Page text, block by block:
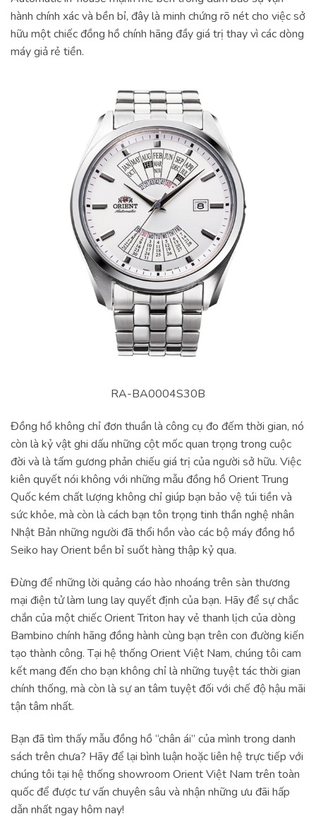
hành chính xác và bền bỉ, đây là minh chứng rõ nét cho việc sở
hữu một chiếc đồng hồ chính hãng đầy giá trị thay vì các dòng
máy giả rẻ tiền.
RA-BA0004S30B
Đồng hồ không chỉ đơn thuần là công cụ đo đếm thời gian, nó
còn là kỷ vật ghi dấu những cột mốc quan trọng trong cuộc
đời và là tấm gương phản chiếu giá trị của người sở hữu. Việc
kiên quyết nói không với những mẫu đồng hồ Orient Trung
Quốc kém chất lượng không chỉ giúp bạn bảo vệ túi tiền và
sức khỏe, mà còn là cách bạn tôn trọng tinh thần nghệ nhân
Nhật Bản những người đã thổi hồn vào các bộ máy đồng hồ
Seiko hay Orient bền bỉ suốt hàng thập kỷ qua.
Đừng để những lời quảng cáo hào nhoáng trên sàn thương
mại điện tử làm lung lay quyết định của bạn. Hãy để sự chắc
chắn của một chiếc Orient Triton hay vẻ thanh lịch của dòng
Bambino chính hãng đồng hành cùng bạn trên con đường kiến
tạo thành công. Tại hệ thống Orient Việt Nam, chúng tôi cam
kết mang đến cho bạn không chỉ là những tuyệt tác thời gian
chính thống, mà còn là sự an tâm tuyệt đối với chế độ hậu mãi
tận tâm nhất.
Bạn đã tìm thấy mẫu đồng hồ “chân ái” của mình trong danh
sách trên chưa? Hãy để lại bình luận hoặc liên hệ trực tiếp với
chúng tôi tại hệ thống showroom Orient Việt Nam trên toàn
quốc để được tư vấn chuyên sâu và nhận những ưu đãi hấp
dẫn nhất ngay hôm nay!